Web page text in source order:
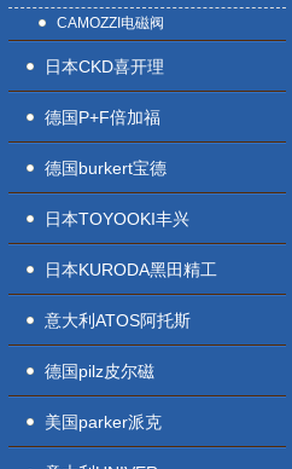
CAMOZZI电磁阀
日本CKD喜开理
德国P+F倍加福
德国burkert宝德
日本TOYOOKI丰兴
日本KURODA黑田精工
意大利ATOS阿托斯
德国pilz皮尔磁
美国parker派克